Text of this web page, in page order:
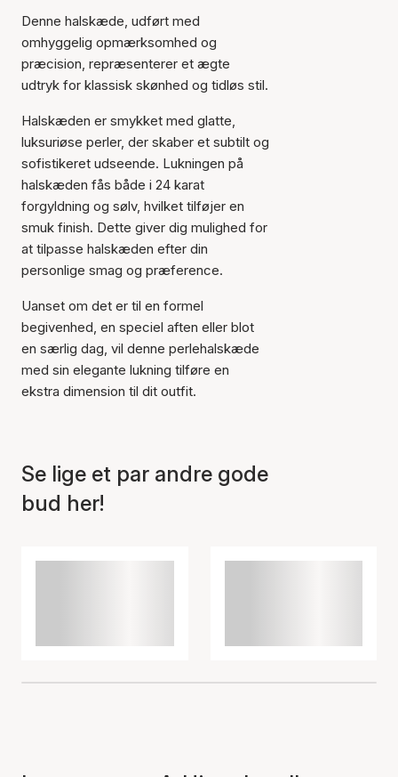
Varen er tilføjet til kurven
Denne halskæde, udført med
omhyggelig opmærksomhed og
præcision, repræsenterer et ægte
udtryk for klassisk skønhed og tidløs stil.
Halskæden er smykket med glatte,
luksuriøse perler, der skaber et subtilt og
sofistikeret udseende. Lukningen på
halskæden fås både i 24 karat
forgyldning og sølv, hvilket tilføjer en
smuk finish. Dette giver dig mulighed for
at tilpasse halskæden efter din
personlige smag og præference.
Uanset om det er til en formel
begivenhed, en speciel aften eller blot
en særlig dag, vil denne perlehalskæde
med sin elegante lukning tilføre en
ekstra dimension til dit outfit.
Se lige et par andre gode
bud her!